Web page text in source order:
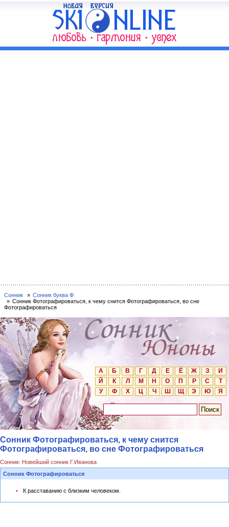
Сонник
Сонник буква Ф
Сонник Фотографироваться, к чему снится Фотографироваться, во сне
Фотографироваться
А Б В Г Д Е Ё Ж З
И
Й
К Л М Н О П Р С
Т
У
Ф Х Ц Ч Ш Щ Э Ю Я
Сонник Фотографироваться, к чему снится
Фотографироваться, во сне Фотографироваться
Сонник: Новейший сонник Г.Иванова
Сонник Фотографироваться
К расставанию с близким человеком.